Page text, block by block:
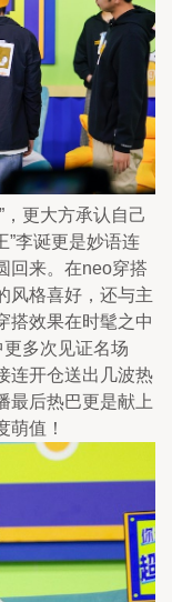
更大方承认自己
”李诞更是妙语连
回来。在neo穿搭
风格喜好，还与主
搭效果在时髦之中
更多次见证名场
连开仓送出几波热
最后热巴更是献上
萌值！